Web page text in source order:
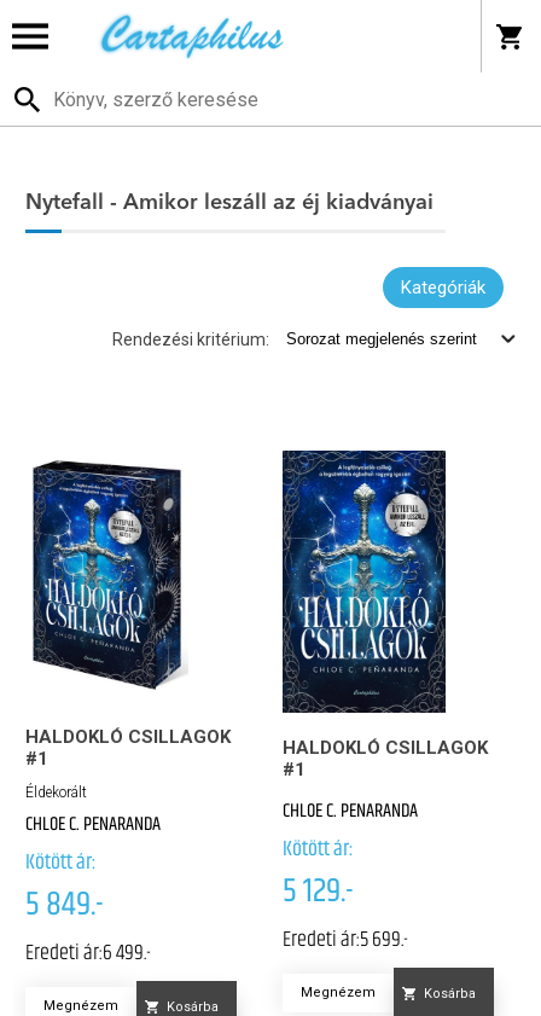
Nytefall - Amikor leszáll az éj kiadványai
Kategóriák
Rendezési kritérium:
HALDOKLÓ CSILLAGOK
#1
Éldekorált
CHLOE C. PENARANDA
Kötött ár:
5 849.-
Eredeti ár:6 499.-
Megnézem Kosárba
HALDOKLÓ CSILLAGOK
#1
CHLOE C. PENARANDA
Kötött ár:
5 129.-
Eredeti ár:5 699.-
Megnézem Kosárba